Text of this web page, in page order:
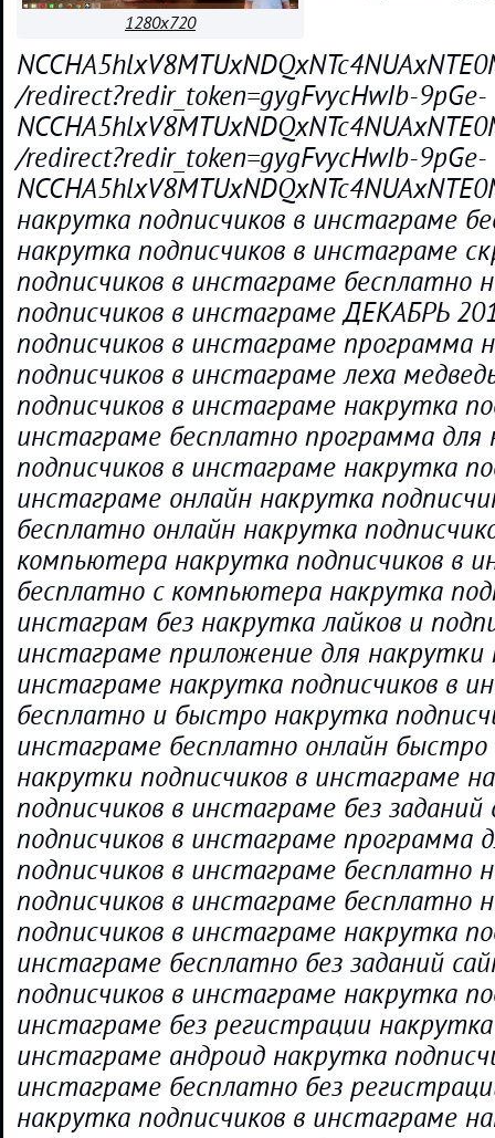
1280x720
/redirect?redir_token=gygFvycHwIb-9pGe-
/redirect?redir_token=gygFvycHwIb-9pGe-
накрутка подписчиков в инстаграме
накрутка подписчиков в инстаграме
подписчиков в инстаграме бесплатно
подписчиков в инстаграме ДЕКАБРЬ
подписчиков в инстаграме программа
подписчиков в инстаграме леха
подписчиков в инстаграме накрутка
инстаграме бесплатно программа для
подписчиков в инстаграме накрутка
инстаграме онлайн накрутка
бесплатно онлайн накрутка
компьютера накрутка подписчиков в
бесплатно с компьютера накрутка
инстаграм без накрутка лайков и
инстаграме приложение для накрутки
инстаграме накрутка подписчиков в
бесплатно и быстро накрутка
инстаграме бесплатно онлайн
накрутки подписчиков в инстаграме
подписчиков в инстаграме без
подписчиков в инстаграме программа
подписчиков в инстаграме бесплатно
подписчиков в инстаграме бесплатно
подписчиков в инстаграме накрутка
инстаграме бесплатно без заданий
подписчиков в инстаграме накрутка
инстаграме без регистрации
инстаграме андроид накрутка
инстаграме бесплатно без
накрутка подписчиков в инстаграме